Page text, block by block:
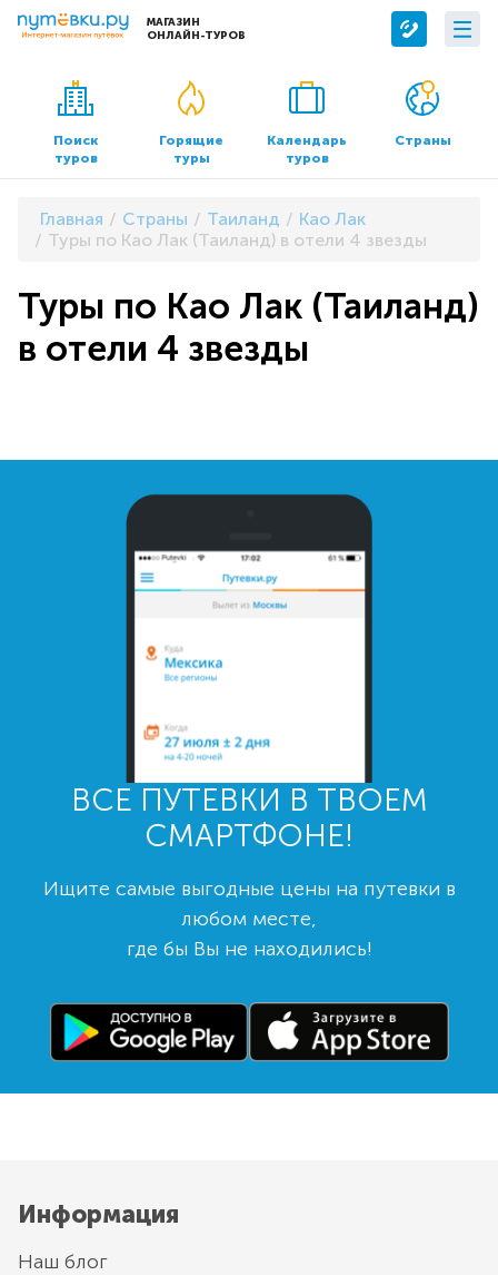
МАГАЗИН
ОНЛАЙН-ТУРОВ
Сервисы
Бронирование отелей
Трансфер
О компании
О нас
Контакты
Документы и реквизиты
Поиск
туров
Горящие
туры
Календарь
туров
Страны
Главная Страны Таиланд
Као Лак
Туры по Као Лак (Таиланд) в отели 4 звезды
Туры по Као Лак (Таиланд)
в отели 4 звезды
ВСЕ ПУТЕВКИ В ТВОЕМ
СМАРТФОНЕ!
Ищите самые выгодные цены на путевки в
любом месте,
где бы Вы не находились!
Информация
Наш блог